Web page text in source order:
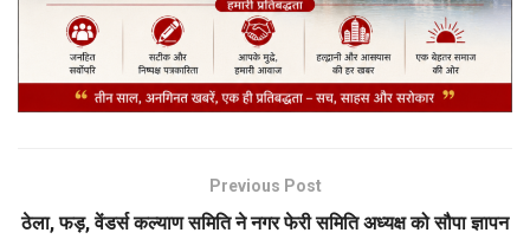
Previous Post
ठेला, फड़, वेंडर्स कल्याण समिति ने नगर फेरी समिति अध्यक्ष को सौपा ज्ञापन